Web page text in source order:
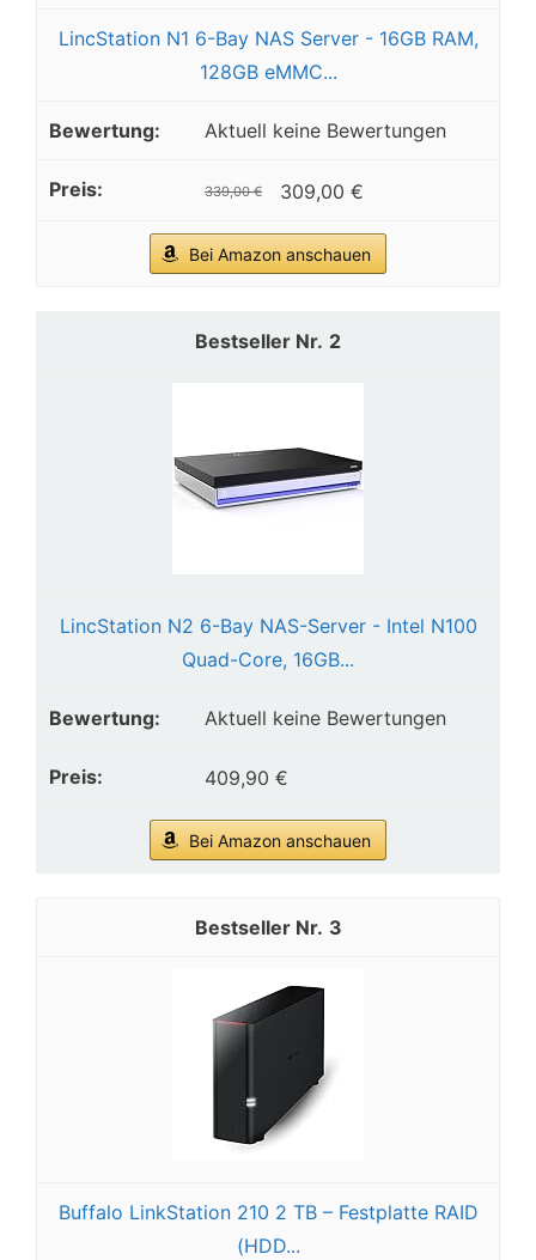
LincStation N1 6-Bay NAS Server - 16GB RAM,
128GB eMMC...
Aktuell keine Bewertungen
339,00 € 309,00 €
Bei Amazon anschauen
2
LincStation N2 6-Bay NAS-Server - Intel N100
Quad-Core, 16GB...
Aktuell keine Bewertungen
409,90 €
Bei Amazon anschauen
3
Buffalo LinkStation 210 2 TB – Festplatte RAID
(HDD...